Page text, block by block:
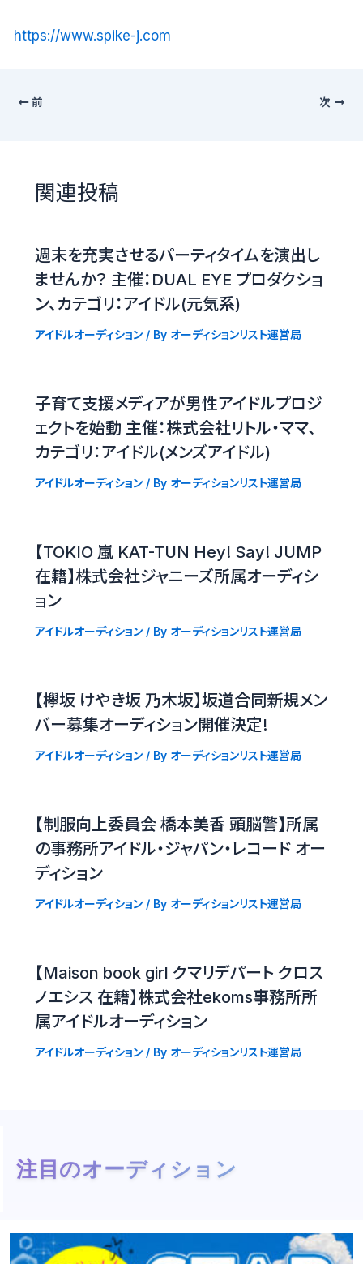
https://www.spike-j.com
前 次
関連投稿
週末を充実させるパーティタイムを演出し
ませんか？ 主催：DUAL EYE プロダクショ
ン、カテゴリ：アイドル(元気系)
アイドルオーディション/ By オーディションリスト運営局
子育て支援メディアが男性アイドルプロジ
ェクトを始動 主催：株式会社リトル・ママ、
カテゴリ：アイドル(メンズアイドル)
アイドルオーディション/ By オーディションリスト運営局
【TOKIO 嵐 KAT-TUN Hey! Say! JUMP
在籍】株式会社ジャニーズ所属オーディシ
ョン
アイドルオーディション/ By オーディションリスト運営局
【欅坂 けやき坂 乃木坂】坂道合同新規メン
バー募集オーディション開催決定!
アイドルオーディション/ By オーディションリスト運営局
【制服向上委員会 橋本美香 頭脳警】所属
の事務所アイドル・ジャパン・レコード オー
ディション
アイドルオーディション/ By オーディションリスト運営局
【Maison book girl クマリデパート クロス
ノエシス 在籍】株式会社ekoms事務所所
属アイドルオーディション
アイドルオーディション/ By オーディションリスト運営局
注目のオーディション